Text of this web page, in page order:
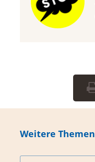
Weitere Themen